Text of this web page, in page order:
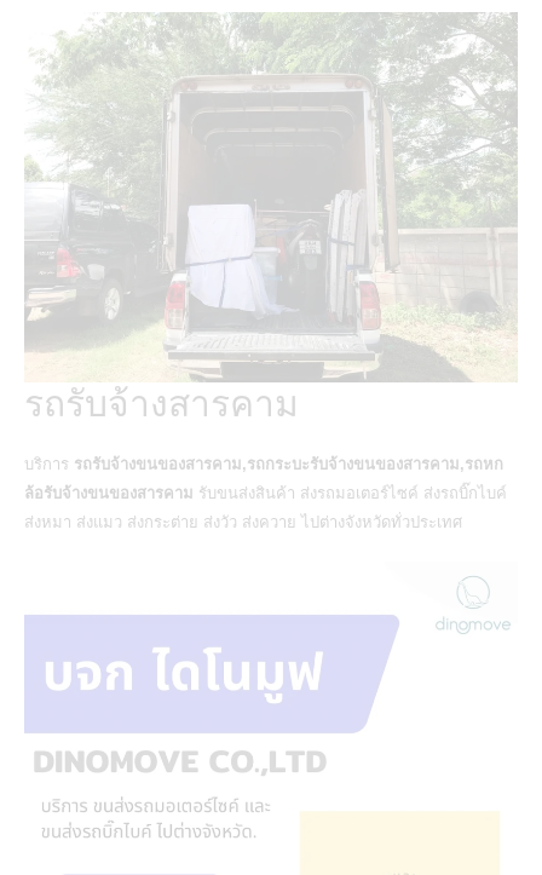
รถรับจ้างสารคาม
บริการ รถรับจ้างขนของสารคาม,รถกระบะรับจ้างขนของสารคาม,รถหก
ล้อรับจ้างขนของสารคาม รับขนส่งสินค้า ส่งรถมอเตอร์ไซค์ ส่งรถบิ๊กไบค์
ส่งหมา ส่งแมว ส่งกระต่าย ส่งวัว ส่งควาย ไปต่างจังหวัดทั่วประเทศ